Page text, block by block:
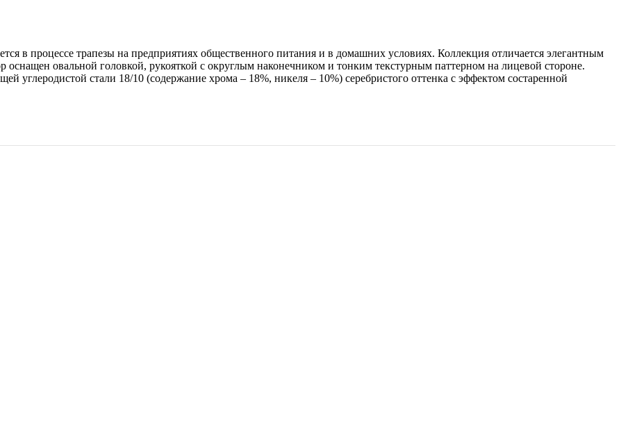
в процессе трапезы на предприятиях общественного питания и в домашних условиях. Коллекция отличается элегантным
овальной головкой, рукояткой с округлым наконечником и тонким текстурным паттерном на лицевой стороне.
углеродистой стали 18/10 (содержание хрома – 18%, никеля – 10%) серебристого оттенка с эффектом состаренной